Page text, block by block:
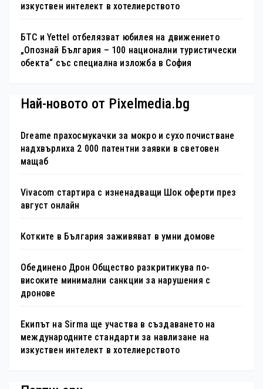
изкуствен интелект в хотелиерството
БТС и Yettel отбелязват юбилея на движението
„Опознай България – 100 национални туристически
обекта“ със специална изложба в София
Най-новото от Pixelmedia.bg
Dreame прахосмукачки за мокро и сухо почистване
надхвърлиха 2 000 патентни заявки в световен
мащаб
Vivacom стартира с изненадващи Шок оферти през
август онлайн
Котките в България заживяват в умни домове
Обединено Дрон Общество разкритикува по-
високите минимални санкции за нарушения с
дронове
Екипът на Sirma ще участва в създаването на
международните стандарти за навлизане на
изкуствен интелект в хотелиерството